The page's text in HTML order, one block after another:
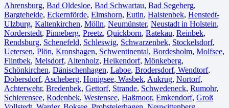
Ahrensburg, Bad Oldesloe, Bad Schwartau, Bad Segeberg,
Bargteheide, Eckernförde, Elmshorn, Eutin, Halstenbek, Henstedt-
Ulzburg, Kaltenkirchen, Mölln, Neumünster, Neustadt in Holstein,
Norderstedt, Pinneberg, Preetz, Quickborn, Ratekau, Reinbek,
Rendsburg, Schenefeld, Schleswig, Schwarzenbek, Stockelsdorf,
Uetersen, Plön, Kronshagen, Schwentinental, Bordesholm, Molfsee,
Flintbek, Melsdorf, Altenholz, Heikendorf, Mönkeberg,
Schönkirchen, Dänischenhagen, Laboe, Brodersdorf, Wendtorf,
Dobersdorf, Ascheberg, Honigsee, Wasbek, Aukrug, Nortorf,
Achterwehr, Bredenbek, Gettorf, Strande, Schwedeneck, Rumohr,
Schierensee, Rodenbek, Westensee, Haßmoor, Emkendorf, Groß